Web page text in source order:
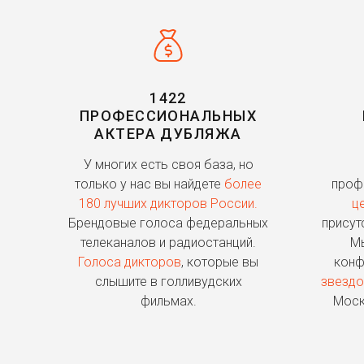
1422
ПРОФЕССИОНАЛЬНЫХ
АКТЕРА ДУБЛЯЖА
У многих есть своя база, но
только у нас вы найдете более
180 лучших дикторов России.
Брендовые голоса федеральных
телеканалов и радиостанций.
Голоса дикторов, которые вы
слышите в голливудских
фильмах.